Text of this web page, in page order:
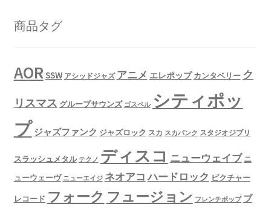
商品タグ
AORSSW アシッドジャズ アニメ エレポップ カンタベリー ク
リスマス グループサウンズ ゴスペル シティポッ
プ ジャズファンク ジャズロック スカ スカパンク スタジオジブリ
スラッシュメタル テクノ ディスコ ニューウェイブ ニ
ューウェーヴ ニューエイジ ネオアコ ハードロック ピクチャー
レコード フォーク フュージョン フレンチポップ ブ